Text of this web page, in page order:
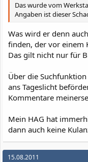
Das wurde vom
Angaben ist dieser
Was wird er denn
finden, der vor einem
Das gilt nicht nur für
Über die
ans Tageslicht
Kommentare
Mein HAG hat
dann auch keine
15.08.2011